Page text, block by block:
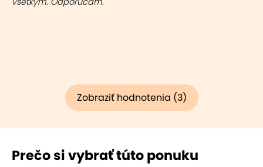
Zobraziť hodnotenia (3)
Prečo si vybrať túto ponuku